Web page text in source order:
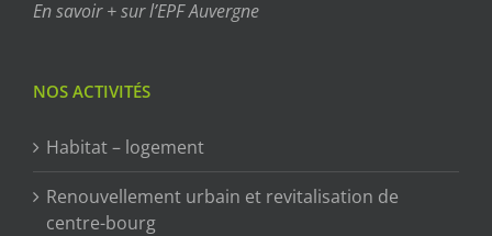
En savoir + sur l’EPF Auvergne
NOS ACTIVITÉS
Habitat – logement
Renouvellement urbain et revitalisation de
centre-bourg